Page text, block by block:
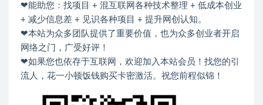
❤能助您：找项目 + 混互联网各种技术整理 + 低成本创业
+ 减少信息差 + 见识各种项目 + 提升网创认知。
❤本站为众多团队提供了重要价值，也为众多创业者开启
网络之门，广受好评！
❤如果您也依存于互联网，欢迎加入本站会员！找您的引
流人，花一小顿饭钱购买卡密激活。祝您前程似锦！